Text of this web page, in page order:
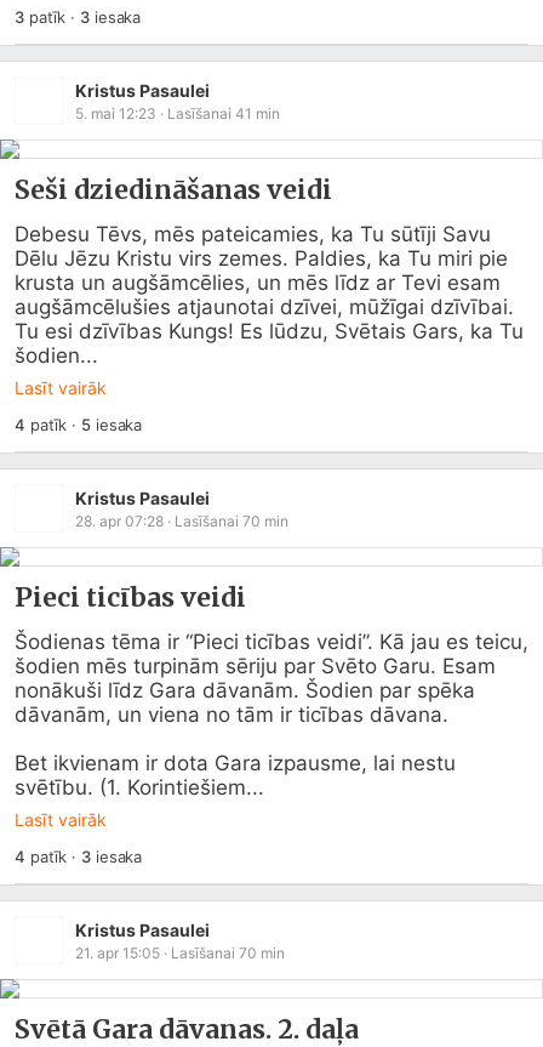
3patīk · 3iesaka
Kristus Pasaulei
5. mai 12:23 · Lasīšanai 41 min
Seši dziedināšanas veidi
Debesu Tēvs, mēs pateicamies, ka Tu sūtīji Savu
Dēlu Jēzu Kristu virs zemes. Paldies, ka Tu miri pie
krusta un augšāmcēlies, un mēs līdz ar Tevi esam
augšāmcēlušies atjaunotai dzīvei, mūžīgai dzīvībai.
Tu esi dzīvības Kungs! Es lūdzu, Svētais Gars, ka Tu
šodien...
Lasīt vairāk
4 patīk · 5iesaka
Kristus Pasaulei
28. apr 07:28 · Lasīšanai 70 min
Pieci ticības veidi
Šodienas tēma ir “Pieci ticības veidi”. Kā jau es teicu,
šodien mēs turpinām sēriju par Svēto Garu. Esam
nonākuši līdz Gara dāvanām. Šodien par spēka
dāvanām, un viena no tām ir ticības dāvana.
Bet ikvienam ir dota Gara izpausme, lai nestu
svētību. (1. Korintiešiem...
Lasīt vairāk
4 patīk · 3iesaka
Kristus Pasaulei
21. apr 15:05 · Lasīšanai 70 min
Svētā Gara dāvanas. 2. daļa